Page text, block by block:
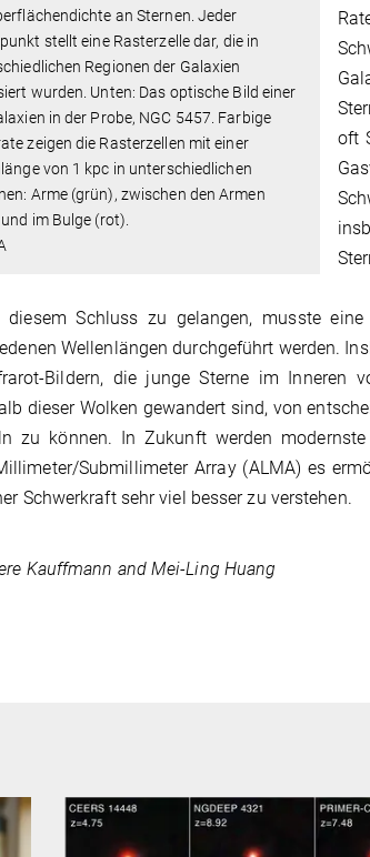
an Sternen. Jeder
stellt eine Rasterzelle dar, die in
Regionen der Galaxien
wurden. Unten: Das optische Bild einer
in der Probe, NGC 5457. Farbige
zeigen die Rasterzellen mit einer
von 1 kpc in unterschiedlichen
Arme (grün), zwischen den Armen
im Bulge (rot).
oft
diesem Schluss zu gelangen, musste
Wellenlängen durchgeführt werden.
Bildern, die junge Sterne im Inneren
dieser Wolken gewandert sind, von
zu können. In Zukunft werden
Submillimeter Array (ALMA) es
Schwerkraft sehr viel besser zu verstehen.
Kauffmann and Mei-Ling Huang